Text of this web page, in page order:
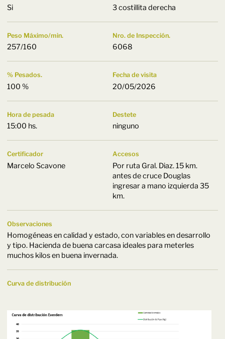
Si 3 costillita derecha
Peso Máximo/min.
257/160
Nro. de Inspección.
6068
% Pesados.
100 %
Fecha de visita
20/05/2026
Hora de pesada
15:00 hs.
Destete
ninguno
Certificador
Marcelo Scavone
Accesos
Por ruta Gral. Diaz. 15 km.
antes de cruce Douglas
ingresar a mano izquierda 35
km.
Observaciones
Homogéneas en calidad y estado, con variables en desarrollo
y tipo. Hacienda de buena carcasa ideales para meterles
muchos kilos en buena invernada.
Curva de distribución